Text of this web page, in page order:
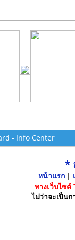
- Info Center
*
หน้าแรก|
ทางเว็บไซ
ไม่ว่าจะเป็น